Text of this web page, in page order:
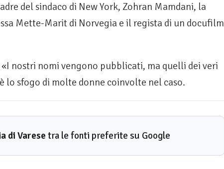
del sindaco di New York, Zohran Mamdani, la
Mette-Marit di Norvegia e il regista di un docufilm
nostri nomi vengono pubblicati, ma quelli dei veri
lo sfogo di molte donne coinvolte nel caso.
di Varese tra le fonti preferite su Google